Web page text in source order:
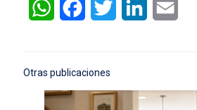
WhatsAppFacebookTwitter LinkedIn
Otras publicaciones